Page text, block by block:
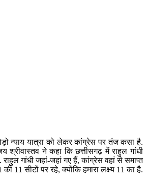
न्याय यात्रा को लेकर कांग्रेस पर तंज कसा है.
श्रीवास्तव ने कहा कि छत्तीसगढ़ में राहुल गांधी
गांधी जहां-जहां गए हैं, कांग्रेस वहां से समाप्त
की 11 सीटों पर रहे, क्योंकि हमारा लक्ष्य 11 का है.